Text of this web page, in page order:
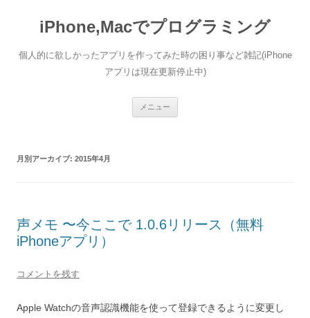
へ
ス
iPhone,Macでプログラミング
個人的に欲しかったアプリを作ってみた時の困り事など雑記(iPhone
アプリは現在更新停止中)
メニュー
月別アーカイブ: 2015年4月
声メモ 〜今ここで 1.0.6リリース（無料
iPhoneアプリ）
コメントを残す
Apple Watchの音声認識機能を使って登録できるように変更し